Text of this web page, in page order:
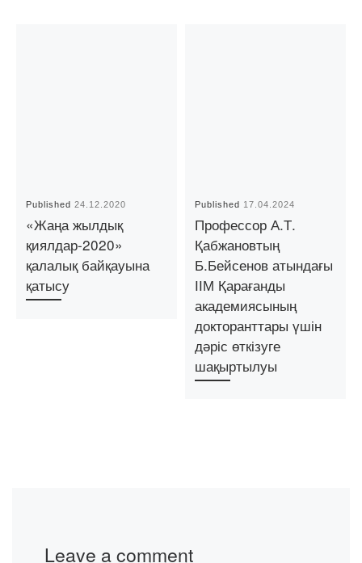
Published24.12.2020
«Жаңа жылдық
қиялдар-2020»
қалалық байқауына
қатысу
Published 17.04.2024
Профессор А.Т.
Қабжановтың
Б.Бейсенов атындағы
ІІМ Қарағанды
академиясының
докторанттары үшін
дәріс өткізуге
шақыртылуы
Leave a comment